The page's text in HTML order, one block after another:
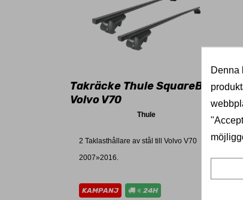
Takräcke Thule SquareBar -
Volvo V70
Thule
2 Taklasthållare av stål till Volvo V70
2007»2016.
KAMPANJ 24H
Denna